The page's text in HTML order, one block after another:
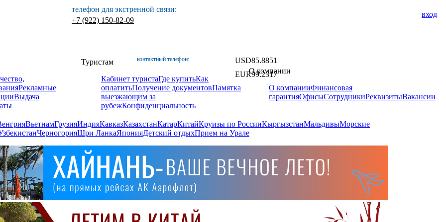
вход
телефон для экстренной связи:
+7 (922) 150-82-09
контактный телефон: USD85.8851
EUR99.2317
Рекламные
Выдача
Туристам
Кабинет туристаГде купитьКак
оплатитьПолучение документовПамятка
выезжающим за
рубежКонфиденциальность
О компании
О компанииФинансовая
гарантияОфисыСотрудникиРеквизитыВакансии
ВьетнамГрузияИндияКавказКазахстанКатарКитайКруизы по РоссииКыргызстанМальдивыМорские
ЧерногорияШри ЛанкаЯпонияДетский отдыхПрием на Урале